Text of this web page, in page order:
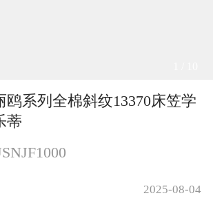
鸥系列全棉斜纹13370床笠学
蒂
2025-08-04